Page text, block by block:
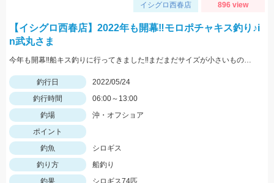
イシグロ西春店 896 view
【イシグロ西春店】2022年も開幕‼モロポチャキス釣り♪i
n武丸さま
今年も開幕‼船キス釣りに行ってきました‼まだまだサイズが小さいものも混じりますが、ハリは8～10号の方が掛かりがよくオススメですよ‼
釣行日
2022/05/24
釣行時間
06:00～13:00
釣場
沖・オフショア
ポイント
釣魚
シロギス
釣り方
船釣り
釣果
シロギス74匹